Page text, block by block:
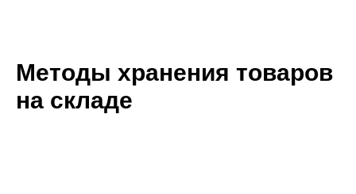
Методы хранения товаров
на складе